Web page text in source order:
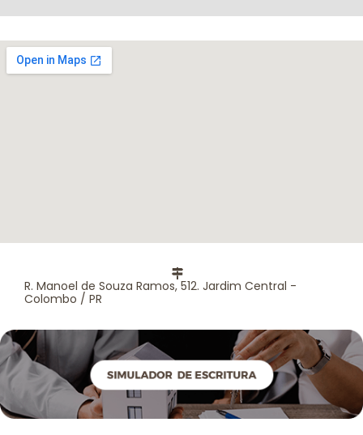
R. Manoel de Souza Ramos, 512. Jardim Central -
Colombo / PR